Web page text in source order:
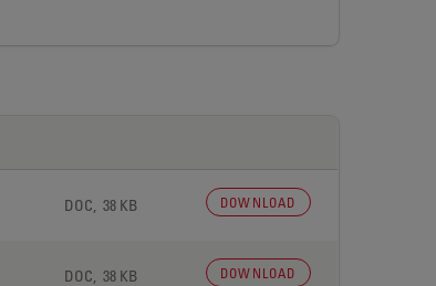
DOC, 38 KB DOWNLOAD
DOC, 38 KB DOWNLOAD